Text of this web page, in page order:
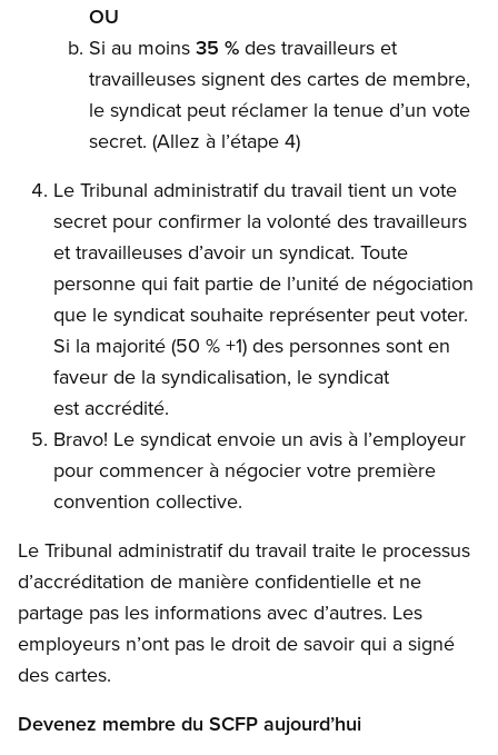
OU
Si au moins 35 % des travailleurs et
travailleuses signent des cartes de membre,
le syndicat peut réclamer la tenue d’un vote
secret. (Allez à l’étape 4)
Le Tribunal administratif du travail tient un vote
secret pour confirmer la volonté des travailleurs
et travailleuses d’avoir un syndicat. Toute
personne qui fait partie de l’unité de négociation
que le syndicat souhaite représenter peut voter.
Si la majorité (50 % +1) des personnes sont en
faveur de la syndicalisation, le syndicat
est accrédité.
Bravo! Le syndicat envoie un avis à l’employeur
pour commencer à négocier votre première
convention collective.
Le Tribunal administratif du travail traite le processus
d’accréditation de manière confidentielle et ne
partage pas les informations avec d’autres. Les
employeurs n’ont pas le droit de savoir qui a signé
des cartes.
Devenez membre du SCFP aujourd’hui